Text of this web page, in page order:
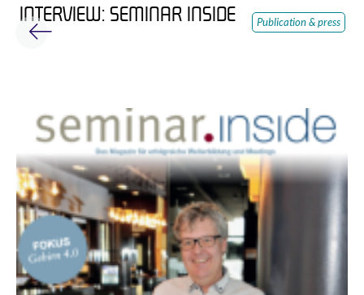
INTERVIEW: SEMINAR INSIDE Publication & press